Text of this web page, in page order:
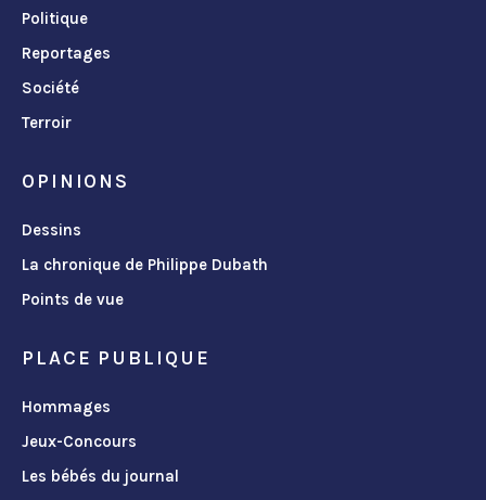
Politique
Reportages
Société
Terroir
OPINIONS
Dessins
La chronique de Philippe Dubath
Points de vue
PLACE PUBLIQUE
Hommages
Jeux-Concours
Les bébés du journal